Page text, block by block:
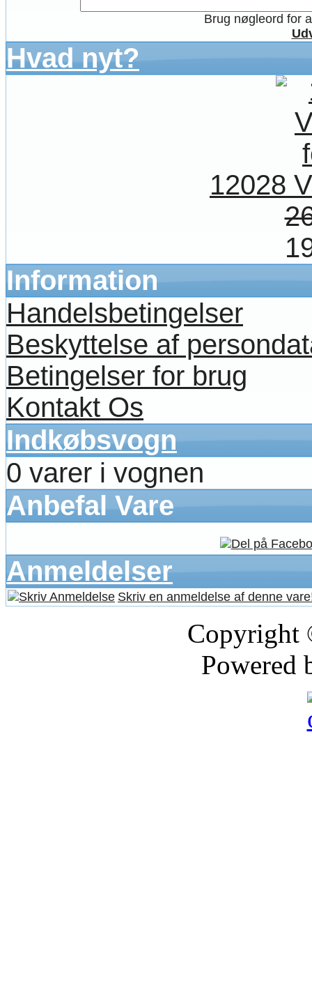
Brug nøgleord for
Hvad nyt?
12028
Information
Handelsbetingelser
Beskyttelse af
Betingelser for brug
Kontakt Os
Indkøbsvogn
0 varer i vognen
Anbefal Vare
Anmeldelser
Skriv en anmeldelse af denne
Powered